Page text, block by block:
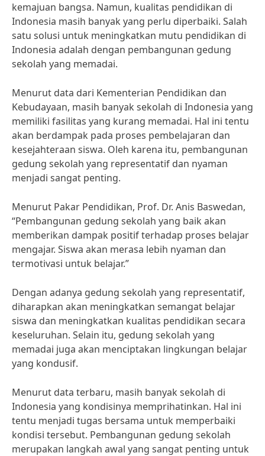
kemajuan bangsa. Namun, kualitas pendidikan di
Indonesia masih banyak yang perlu diperbaiki. Salah
satu solusi untuk meningkatkan mutu pendidikan di
Indonesia adalah dengan pembangunan gedung
sekolah yang memadai.
Menurut data dari Kementerian Pendidikan dan
Kebudayaan, masih banyak sekolah di Indonesia yang
memiliki fasilitas yang kurang memadai. Hal ini tentu
akan berdampak pada proses pembelajaran dan
kesejahteraan siswa. Oleh karena itu, pembangunan
gedung sekolah yang representatif dan nyaman
menjadi sangat penting.
Menurut Pakar Pendidikan, Prof. Dr. Anis Baswedan,
“Pembangunan gedung sekolah yang baik akan
memberikan dampak positif terhadap proses belajar
mengajar. Siswa akan merasa lebih nyaman dan
termotivasi untuk belajar.”
Dengan adanya gedung sekolah yang representatif,
diharapkan akan meningkatkan semangat belajar
siswa dan meningkatkan kualitas pendidikan secara
keseluruhan. Selain itu, gedung sekolah yang
memadai juga akan menciptakan lingkungan belajar
yang kondusif.
Menurut data terbaru, masih banyak sekolah di
Indonesia yang kondisinya memprihatinkan. Hal ini
tentu menjadi tugas bersama untuk memperbaiki
kondisi tersebut. Pembangunan gedung sekolah
merupakan langkah awal yang sangat penting untuk